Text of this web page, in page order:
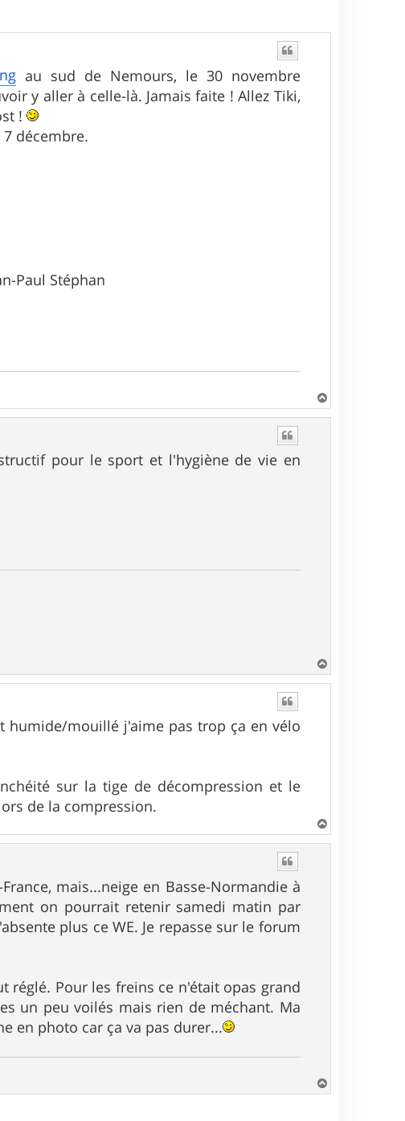
au sud de Nemours, le 30 novembre
y aller à celle-là. Jamais faite ! Allez Tiki,
!
décembre.
Paul Stéphan
a
pour le sport et l'hygiène de vie en
a
humide/mouillé j'aime pas trop ça en vélo
sur la tige de décompression et le
de la compression.
a
mais...neige en Basse-Normandie à
on pourrait retenir samedi matin par
plus ce WE. Je repasse sur le forum
réglé. Pour les freins ce n'était opas grand
un peu voilés mais rien de méchant. Ma
en photo car ça va pas durer...
a